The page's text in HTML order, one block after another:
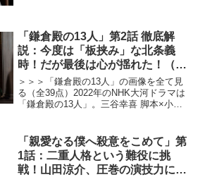
ャラクターや演者に対...
「鎌倉殿の13人」第2話 徹底解
説：今度は「板挟み」な北条義
時！だが最後は心が揺れた！（※
ストーリーネタバレあり）
＞＞＞「鎌倉殿の13人」の画像を全て見
る（全39点）2022年のNHK大河ドラマは
「鎌倉殿の13人」。三谷幸喜 脚本×小栗
に記されきれていない部分を想像と創作
で補い、...
「親愛なる僕へ殺意をこめて」第
1話：二重人格という難役に挑
戦！山田涼介、圧巻の演技力に注